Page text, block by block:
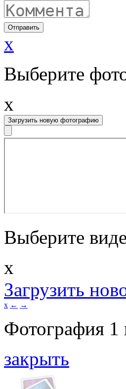
Отправить
x
Выберите
x
Загрузить новую фотографию
Выберите
x
Загрузить
x ← →
Фотография 1
закрыть